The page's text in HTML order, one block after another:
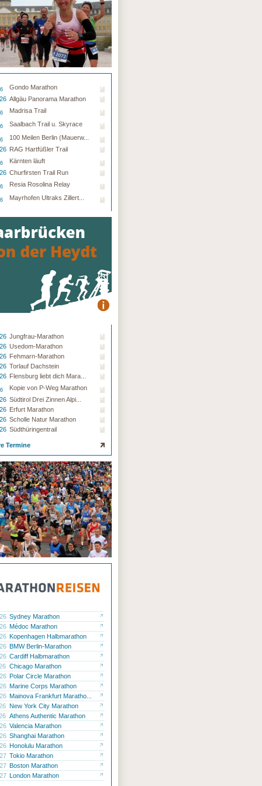
Gondo Marathon
Allgäu Panorama Marathon
Madrisa Trail
Saalbach Trail u. Skyrace
100 Meilen Berlin (Mauerw...
RAG Hartfüßler Trail
Kärnten läuft
Churfirsten Trail Run
Resia Rosolina Relay
Mayrhofen Ultraks Zillert...
Jungfrau-Marathon
Usedom-Marathon
Fehmarn-Marathon
Torlauf Dachstein
Flensburg liebt dich Mara...
Kopie von P-Weg Marathon
Südtirol Drei Zinnen Alpi...
Erfurt Marathon
Scholle Natur Marathon
Südthüringentrail
Termine
Sydney Marathon
Médoc Marathon
Kopenhagen Halbmarathon
BMW Berlin-Marathon
Cardiff Halbmarathon
Chicago Marathon
Polar Circle Marathon
Marine Corps Marathon
Mainova Frankfurt Maratho...
New York City Marathon
Athens Authentic Marathon
Valencia Marathon
Shanghai Marathon
Honolulu Marathon
Tokio Marathon
Boston Marathon
London Marathon